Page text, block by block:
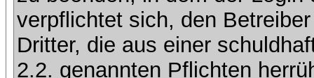
verpflichtet sich, den
Dritter, die aus einer
2.2. genannten Pflichten